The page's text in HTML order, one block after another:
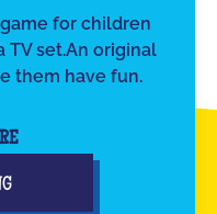
for children
TV set.An original
them have fun.